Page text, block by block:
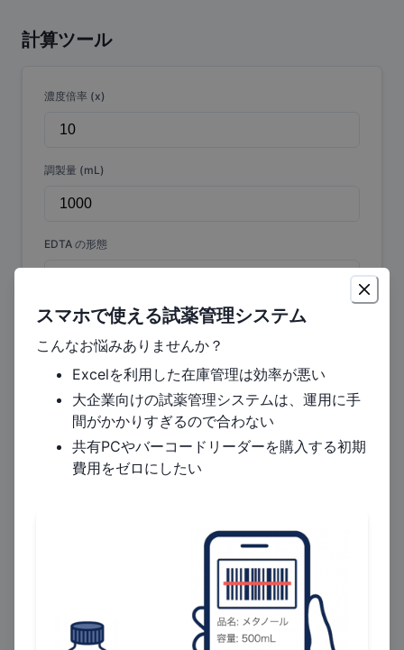
計算ツール
濃度倍率 (x)
調製量 (mL)
EDTA の形態
Tris
107.81
g
+
（H₃BO₃）
55.03+
Na₂EDTA·2H₂O
7.44 g +
適量
に調整)
g、ホウ酸（H₃BO₃）55.03
EDTA二ナトリウム二水和物
g をそれぞれ量り取
約800
mL（調製量より少なめ）の純水に溶
スマホで使える試薬管理システム
こんなお悩みありませんか？
Excelを利用した在庫管理は効率が悪い
大企業向けの試薬管理システムは、運用に手
間がかかりすぎるので合わない
共有PCやバーコードリーダーを購入する初期
費用をゼロにしたい